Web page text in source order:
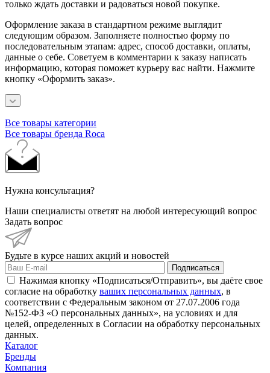
только ждать доставки и радоваться новой покупке.
Оформление заказа в стандартном режиме выглядит
следующим образом. Заполняете полностью форму по
последовательным этапам: адрес, способ доставки, оплаты,
данные о себе. Советуем в комментарии к заказу написать
информацию, которая поможет курьеру вас найти. Нажмите
кнопку «Оформить заказ».
Все товары категории
Все товары бренда Roca
Нужна консультация?
Наши специалисты ответят на любой интересующий вопрос
Задать вопрос
Будьте в курсе наших акций и новостей
Подписаться
Нажимая кнопку «Подписаться/Отправить», вы даёте свое
согласие на обработку ваших персональных данных, в
соответствии с Федеральным законом от 27.07.2006 года
№152-ФЗ «О персональных данных», на условиях и для
целей, определенных в Согласии на обработку персональных
данных.
Каталог
Бренды
Компания